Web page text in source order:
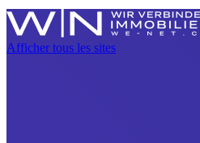
Afficher tous les sites